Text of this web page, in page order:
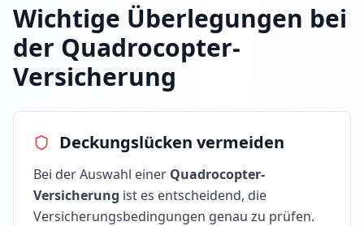
Wichtige Überlegungen bei
der Quadrocopter-
Versicherung
Deckungslücken vermeiden
Bei der Auswahl einer Quadrocopter-
Versicherung ist es entscheidend, die
Versicherungsbedingungen genau zu prüfen.